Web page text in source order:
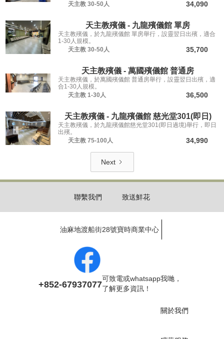
天主教 30-50人 34,090
天主教殯儀 - 九龍殯儀館 單房
天主教殯儀，於九龍殯儀館 單房舉行，設靈翌日出殯，適合
1-30人規模。
天主教 30-50人 35,700
天主教殯儀 - 萬國殯儀館 普通房
天主教殯儀，於萬國殯儀館 普通房舉行，設靈翌日出殯，適
合1-30人規模。
天主教 1-30人 36,500
天主教殯儀 - 九龍殯儀館 慈光堂301(即日)
天主教殯儀，於九龍殯儀館慈光堂301(即日過境)舉行，即日
出殯。
天主教 75-100人 34,990
Next
聯繫我們 致送鮮花
油麻地渡船街28號寶時商業中心
關於我們
+852-67937077
可致電或whatsapp我哋，
了解更多資訊！